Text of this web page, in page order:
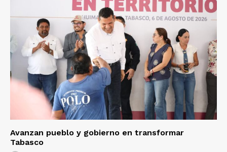
Avanzan pueblo y gobierno en transformar
Tabasco